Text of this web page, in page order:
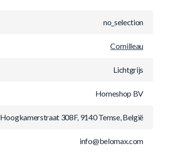
no_selection
Cornilleau
Lichtgrijs
Homeshop BV
Hoogkamerstraat 308F, 9140 Temse, België
info@belomax.com